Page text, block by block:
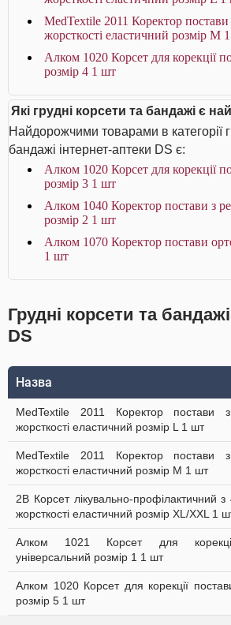
MedTextile 2011 Коректор постави
жорсткості еластичний розмір М
Алком 1020 Корсет для корекції
розмір 4 1 шт
Які грудні корсети та бандажі є
Найдорожчими товарами в категорії
бандажі інтернет-аптеки DS є:
Алком 1020 Корсет для корекції
розмір 3 1 шт
Алком 1040 Коректор постави з
розмір 2 1 шт
Алком 1070 Коректор постави
1 шт
Грудні корсети та
DS
Назва
MedTextile 2011 Коректор постави
жорсткості еластичний розмір L 1 шт
MedTextile 2011 Коректор постави
жорсткості еластичний розмір М 1 шт
2B Корсет лікувально-профілактичний
жорсткості еластичний розмір XL/XXL 1
Алком 1021 Корсет для
універсальний розмір 1 1 шт
Алком 1020 Корсет для корекції
розмір 5 1 шт